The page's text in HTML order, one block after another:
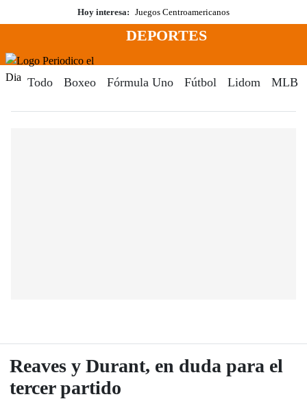
al
Hoy interesa: Juegos Centroamericanos
Menú
DEPORTES
Todo Boxeo Fórmula Uno Fútbol Lidom MLB
Reaves y Durant, en duda para el
tercer partido